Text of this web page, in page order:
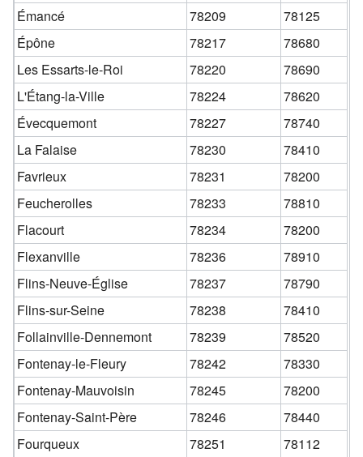
Émancé
78209
78125
Épône
78217
78680
Les Essarts-le-Roi
78220
78690
L'Étang-la-Ville
78224
78620
Évecquemont
78227
78740
La Falaise
78230
78410
Favrieux
78231
78200
Feucherolles
78233
78810
Flacourt
78234
78200
Flexanville
78236
78910
Flins-Neuve-Église
78237
78790
Flins-sur-Seine
78238
78410
Follainville-Dennemont
78239
78520
Fontenay-le-Fleury
78242
78330
Fontenay-Mauvoisin
78245
78200
Fontenay-Saint-Père
78246
78440
Fourqueux
78251
78112